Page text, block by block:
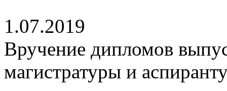
1.07.2019
Вручение дипломов
магистратуры и